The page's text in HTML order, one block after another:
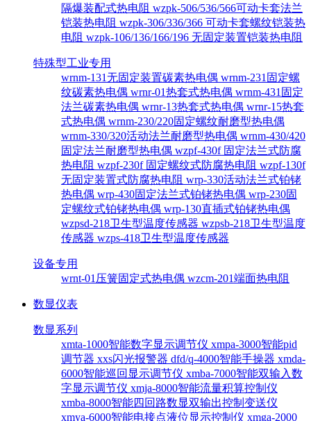
隔爆装配式热电阻 wzpk-506/536/566可动卡套法兰
铠装热电阻 wzpk-306/336/366 可动卡套螺纹铠装热
电阻 wzpk-106/136/166/196 无固定装置铠装热电阻
特殊型工业专用
wrnm-131无固定装置碳素热电偶 wrnm-231固定螺
纹碳素热电偶 wrnr-01热套式热电偶 wrnm-431固定
法兰碳素热电偶 wrnr-13热套式热电偶 wrnr-15热套
式热电偶 wrnm-230/220固定螺纹耐磨型热电偶
wrnm-330/320活动法兰耐磨型热电偶 wrnm-430/420
固定法兰耐磨型热电偶 wzpf-430f 固定法兰式防腐
热电阻 wzpf-230f 固定螺纹式防腐热电阻 wzpf-130f
无固定装置式防腐热电阻 wrp-330活动法兰式铂铑
热电偶 wrp-430固定法兰式铂铑热电偶 wrp-230固
定螺纹式铂铑热电偶 wrp-130直插式铂铑热电偶
wzpsd-218卫生型温度传感器 wzpsb-218卫生型温度
传感器 wzps-418卫生型温度传感器
设备专用
wrnt-01压簧固定式热电偶 wzcm-201端面热电阻
数显仪表
数显系列
xmta-1000智能数字显示调节仪 xmpa-3000智能pid
调节器 xxs闪光报警器 dfd/q-4000智能手操器 xmda-
6000智能巡回显示调节仪 xmba-7000智能双输入数
字显示调节仪 xmja-8000智能流量积算控制仪
xmba-8000智能四回路数显双输出控制变送仪
xmya-6000智能电接点液位显示控制仪 xmga-2000